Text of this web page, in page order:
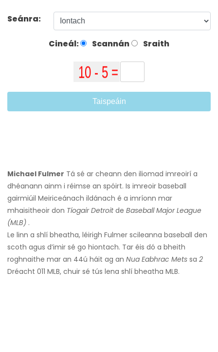
Seánra:
Cineál: Scannán Sraith
Taispeáin
Michael Fulmer Tá sé ar cheann den iliomad imreoirí a
dhéanann ainm i réimse an spóirt. Is imreoir baseball
gairmiúil Meiriceánach ildánach é a imríonn mar
mhaisitheoir don Tíogair Detroitde Baseball Major League
(MLB) .
Le linn a shlí bheatha, léirigh Fulmer scileanna baseball den
scoth agus d’imir sé go hiontach. Tar éis dó a bheith
roghnaithe mar an 44ú háit ag an Nua Eabhrac Mets sa 2
Dréacht 011 MLB, chuir sé tús lena shlí bheatha MLB.